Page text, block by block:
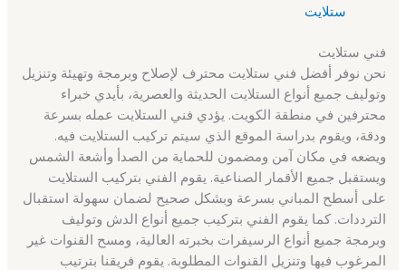
ستلايت
فني ستلايت
نحن نوفر أفضل فني ستلايت محترف لإصلاح وبرمجة وتهيئة وتنزيل
وتوليف جميع أنواع الستلايت الحديثة والعصرية، بأيدي خبراء
محترفين في منطقة الكويت. يؤدي فني الستلايت عمله بسرعة
ودقة، ويقوم بدراسة الموقع الذي سيتم تركيب الستلايت فيه.
ويضعه في مكان آمن ومضمون للحماية من الصدأ وأشعة الشمس
ويستقبل جميع الأقمار الصناعية. يقوم الفني بتركيب الستلايت
على أسطح المباني بسرعة وبشكل صحيح لضمان سهولة استقبال
الترددات. كما يقوم الفني بتركيب جميع أنواع الدش وتوليف
وبرمجة جميع أنواع الرسيفرات بخبرته العالية، ومسح القنوات غير
المرغوب فيها وتنزيل القنوات المطلوبة. يقوم فريقنا بترتيب